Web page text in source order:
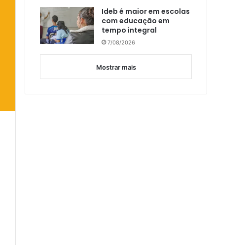
Ideb é maior em escolas
com educação em
tempo integral
7/08/2026
Mostrar mais